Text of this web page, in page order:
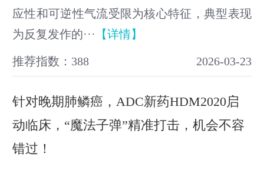
应性和可逆性气流受限为核心特征，典型表现
为反复发作的··· 【详情】
推荐指数：388 2026-03-23
针对晚期肺鳞癌，ADC新药HDM2020启
动临床，“魔法子弹”精准打击，机会不容
错过！